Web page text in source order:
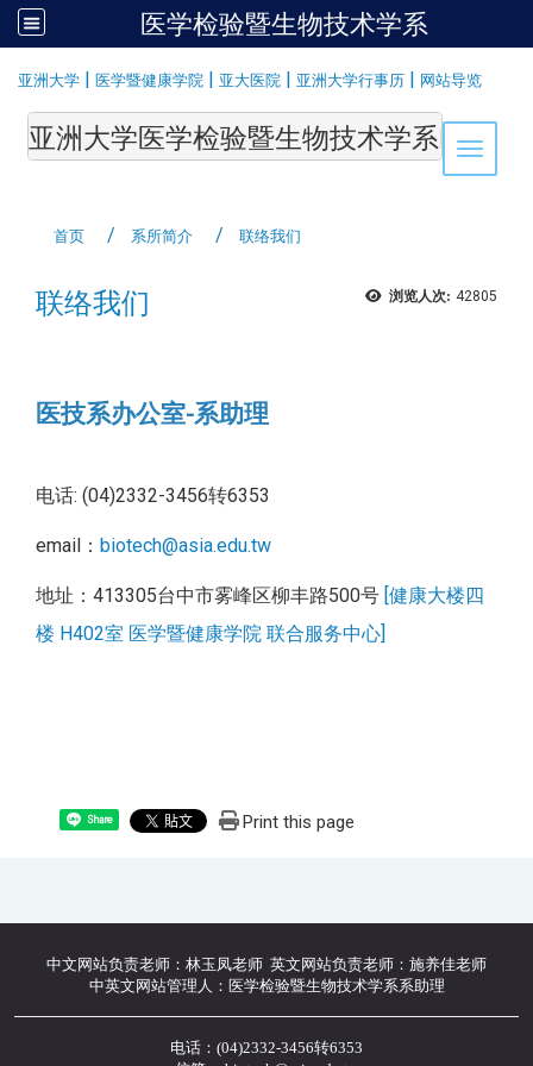
医学检验暨生物技术学系
亚洲大学 | 医学暨健康学院 | 亚大医院 | 亚洲大学行事历 | 网站导览
Toggle
亚洲大学医学检验暨生物技术学系
首页 系所简介 联络我们
浏览人次: 42805
联络我们
医技系办公室-系助理
电话: (04)2332-3456转6353
email： biotech@asia.edu.tw
地址：413305台中市雾峰区柳丰路500号 [健康大楼四
楼 H402室 医学暨健康学院 联合服务中心]
Share Print this page
中文网站负责老师：林玉凤老师 英文网站负责老师：施养佳老师
中英文网站管理人：医学检验暨生物技术学系系助理
电话：(04)2332-3456转6353